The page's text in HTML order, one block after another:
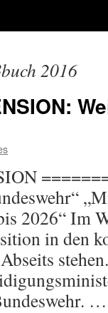
2016
2026“ Im
in den